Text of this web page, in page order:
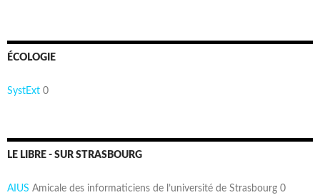
ÉCOLOGIE
SystExt 0
LE LIBRE - SUR STRASBOURG
AIUS Amicale des informaticiens de l’université de Strasbourg 0